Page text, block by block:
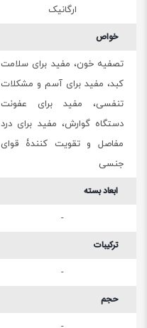
ارگانیک
خواص
تصفیه خون، مفید برای سلامت
کبد، مفید برای آسم و مشکلات
تنفسی، مفید برای عفونت
دستگاه گوارش، مفید برای درد
مفاصل و تقویت کنندۀ قوای
جنسی
ابعاد بسته
-
ترکیبات
-
حجم